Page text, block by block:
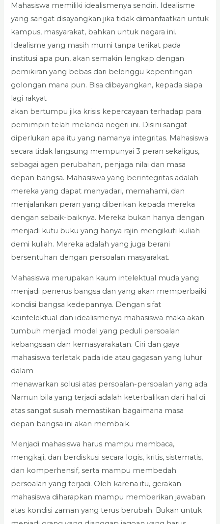
Mahasiswa memiliki idealismenya sendiri. Idealisme
yang sangat disayangkan jika tidak dimanfaatkan untuk
kampus, masyarakat, bahkan untuk negara ini.
Idealisme yang masih murni tanpa terikat pada
institusi apa pun, akan semakin lengkap dengan
pemikiran yang bebas dari belenggu kepentingan
golongan mana pun. Bisa dibayangkan, kepada siapa
lagi rakyat
akan bertumpu jika krisis kepercayaan terhadap para
pemimpin telah melanda negeri ini. Disini sangat
diperlukan apa itu yang namanya integritas. Mahasiswa
secara tidak langsung mempunyai 3 peran sekaligus,
sebagai agen perubahan, penjaga nilai dan masa
depan bangsa. Mahasiswa yang berintegritas adalah
mereka yang dapat menyadari, memahami, dan
menjalankan peran yang diberikan kepada mereka
dengan sebaik-baiknya. Mereka bukan hanya dengan
menjadi kutu buku yang hanya rajin mengikuti kuliah
demi kuliah. Mereka adalah yang juga berani
bersentuhan dengan persoalan masyarakat.
Mahasiswa merupakan kaum intelektual muda yang
menjadi penerus bangsa dan yang akan memperbaiki
kondisi bangsa kedepannya. Dengan sifat
keintelektual dan idealismenya mahasiswa maka akan
tumbuh menjadi model yang peduli persoalan
kebangsaan dan kemasyarakatan. Ciri dan gaya
mahasiswa terletak pada ide atau gagasan yang luhur
dalam
menawarkan solusi atas persoalan-persoalan yang ada.
Namun bila yang terjadi adalah keterbalikan dari hal di
atas sangat susah memastikan bagaimana masa
depan bangsa ini akan membaik.
Menjadi mahasiswa harus mampu membaca,
mengkaji, dan berdiskusi secara logis, kritis, sistematis,
dan komperhensif, serta mampu membedah
persoalan yang terjadi. Oleh karena itu, gerakan
mahasiswa diharapkan mampu memberikan jawaban
atas kondisi zaman yang terus berubah. Bukan untuk